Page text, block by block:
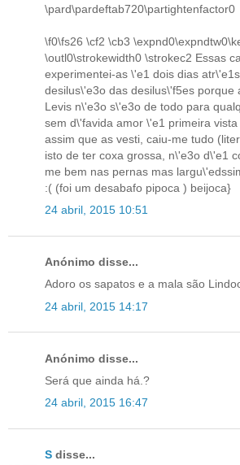
\pard\pardeftab720\partightenfactor0
\f0\fs26 \cf2 \cb3
\outl0\strokewidth0 \strokec2 Essas
experimentei-as \'e1 dois dias
desilus\'e3o das desilus\'f5es porque
Levis n\'e3o s\'e3o de todo para
sem d\'favida amor \'e1 primeira
assim que as vesti, caiu-me tudo
isto de ter coxa grossa, n\'e3o d\'e1
me bem nas pernas mas
:( (foi um desabafo pipoca ) beijoca}
24 abril, 2015 10:51
Anónimo disse...
Adoro os sapatos e a mala são
24 abril, 2015 14:17
Anónimo disse...
Será que ainda há.?
24 abril, 2015 16:47
S disse...